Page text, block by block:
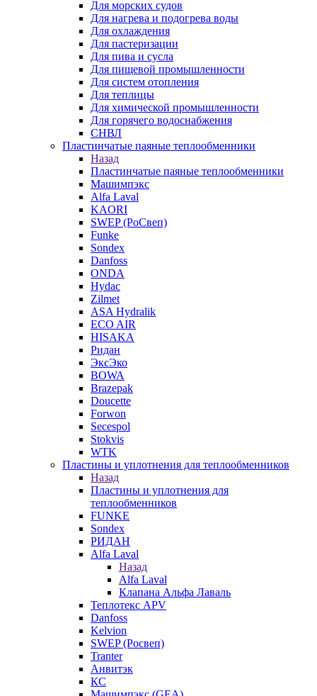
Для морских судов
Для нагрева и подогрева воды
Для охлаждения
Для пастеризации
Для пива и сусла
Для пищевой промышленности
Для систем отопления
Для теплицы
Для химической промышленности
Для горячего водоснабжения
СНВЛ
Пластинчатые паяные теплообменники
Назад
Пластинчатые паяные теплообменники
Машимпэкс
Alfa Laval
KAORI
SWEP (РоСвеп)
Funke
Sondex
Danfoss
ONDA
Hydac
Zilmet
ASA Hydralik
ECO AIR
HISAKA
Ридан
ЭксЭко
BOWA
Brazepak
Doucette
Forwon
Secespol
Stokvis
WTK
Пластины и уплотнения для теплообменников
Назад
Пластины и уплотнения для
теплообменников
FUNKE
Sondex
РИДАН
Alfa Laval
Назад
Alfa Laval
Клапана Альфа Лаваль
Теплотекс APV
Danfoss
Kelvion
SWEP (Росвеп)
Tranter
Анвитэк
КС